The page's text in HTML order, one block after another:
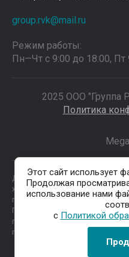
group.rvk@mail.ru
Режим работы:
Пн—Чт с 9:00 до 18:00, Пт
2025 ООО "Группа
Политика
Данные о товарах и услугах,
характеристики,
публичной офертой,
ГК РФ, а носят исключительно
получения точной информации
пожалуйста, обращайтесь по
Этот сайт использует
Продолжая
использование нами
с Политикой